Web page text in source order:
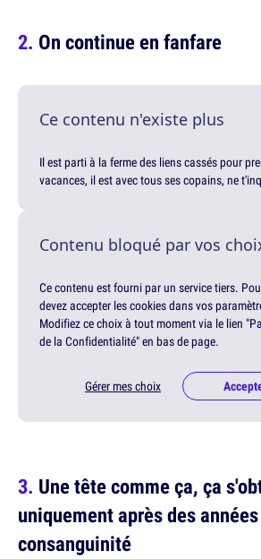
On continue en fanfare
Ce contenu n'existe plus
Il est parti à la ferme des liens cassés pour
vacances, il est avec tous ses copains, ne
Contenu bloqué par vos
Ce contenu est fourni par un service tiers.
devez accepter les cookies dans vos
Modifiez ce choix à tout moment via le lien
de la Confidentialité" en bas de page.
Gérer mes choix
Une tête comme ça, ça
uniquement après des
consanguinité